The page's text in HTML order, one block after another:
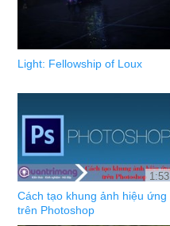
Light: Fellowship of Loux
1:53
Cách tạo khung ảnh hiệu ứng
trên Photoshop